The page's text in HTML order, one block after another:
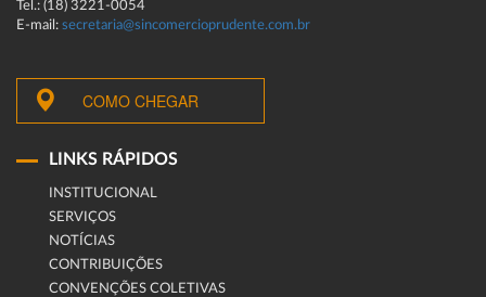
Tel.: (18) 3221-0054
E-mail: secretaria@sincomercioprudente.com.br
COMO CHEGAR
LINKS RÁPIDOS
INSTITUCIONAL
SERVIÇOS
NOTÍCIAS
CONTRIBUIÇÕES
CONVENÇÕES COLETIVAS